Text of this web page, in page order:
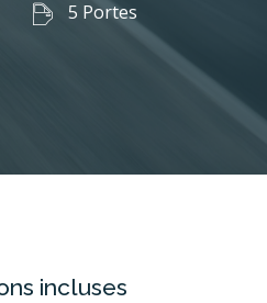
5 Portes
incluses